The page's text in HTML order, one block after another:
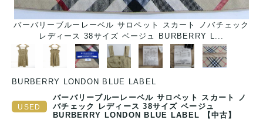
バーバリーブルーレーベル サロペット スカート ノバチェック
レディース 38サイズ ベージュ BURBERRY L...
BURBERRY LONDON BLUE LABEL
バーバリーブルーレーベル サロペット スカート ノ
バチェック レディース 38サイズ ベージュ
BURBERRY LONDON BLUE LABEL 【中古】